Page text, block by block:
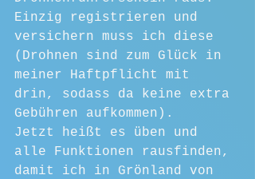
Einzig registrieren und
versichern muss ich diese
(Drohnen sind zum Glück in
meiner Haftpflicht mit
drin, sodass da keine extra
Gebühren aufkommen).
Jetzt heißt es üben und
alle Funktionen rausfinden,
damit ich in Grönland von